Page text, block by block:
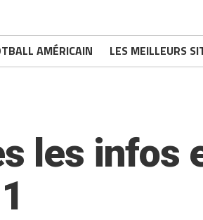
AMÉRICAIN LES MEILLEURS
les infos